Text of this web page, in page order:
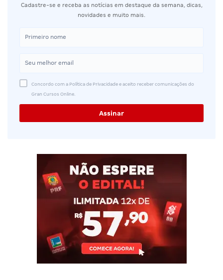
Cadastre-se e receba as notícias em destaque da semana, dicas,
novidades e muito mais.
Concordo com a Política de Privacidade e aceito receber comunicações do
Gran Cursos Online.